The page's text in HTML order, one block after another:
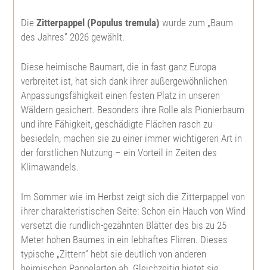
Weißtanne
Veitchtanne
Zeder
Europäische Lärche
Japanische Lärche
Sandbirke, Hänge-Birke
Moorbirke
Hainbuche, Weißbuche
Schwarznuß
Himalaya Zeder
Europäische Lärche
Japanische Lärche
Douglasie
Mammutbaum
Kanadische Felsenbirne
Roter Sauerdorn
Edelkastanie
Weißer Hartriegel
Kornelkirsche
Rotbuche
Blutbuche
Frostharter Liguster
Abies bormmuelleriana
Abies fraseri
Abies koreana
Abies nobilis
Nordmannstanne
Pflanzenbedarfstabelle
Die Zitterpappel (Populus tremula) wurde zum „Baum
des Jahres“ 2026 gewählt.
Diese heimische Baumart, die in fast ganz Europa
verbreitet ist, hat sich dank ihrer außergewöhnlichen
Anpassungsfähigkeit einen festen Platz in unseren
Wäldern gesichert. Besonders ihre Rolle als Pionierbaum
und ihre Fähigkeit, geschädigte Flächen rasch zu
besiedeln, machen sie zu einer immer wichtigeren Art in
der forstlichen Nutzung – ein Vorteil in Zeiten des
Klimawandels.
Im Sommer wie im Herbst zeigt sich die Zitterpappel von
ihrer charakteristischen Seite: Schon ein Hauch von Wind
versetzt die rundlich-gezähnten Blätter des bis zu 25
Meter hohen Baumes in ein lebhaftes Flirren. Dieses
typische „Zittern“ hebt sie deutlich von anderen